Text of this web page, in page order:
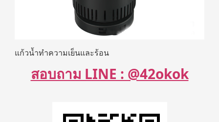
แก้วน้ำทำความเย็นและร้อน
สอบถาม LINE : @42okok